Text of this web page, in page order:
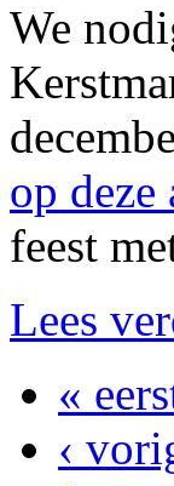
We
op deze
feest
Lees
«
‹